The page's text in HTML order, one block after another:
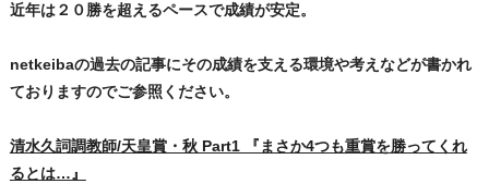
近年は２０勝を超えるペースで成績が安定。
netkeibaの過去の記事にその成績を支える環境や考えなどが書かれ
ておりますのでご参照ください。
清水久詞調教師/天皇賞・秋 Part1 『まさか4つも重賞を勝ってくれ
るとは…』